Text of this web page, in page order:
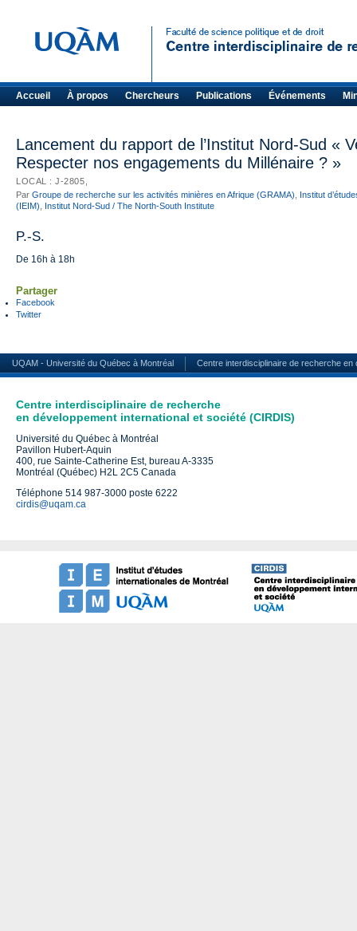
Accueil À propos Chercheurs Publications Événements
Lancement du rapport de l’Institut Nord-Sud «
Respecter nos engagements du Millénaire ? »
LOCAL : J-2805,
Par Groupe de recherche sur les activités minières en Afrique (GRAMA)
Institut
(IEIM)
Institut Nord-Sud / The North-South Institute
P.-S.
De 16h à 18h
Partager
Facebook
Twitter
UQAM - Université du Québec à Montréal Centre interdisciplinaire de recherche
Centre interdisciplinaire de recherche
en développement international et société (CIRDIS)
Université du Québec à Montréal
Pavillon Hubert-Aquin
400, rue Sainte-Catherine Est, bureau A-3335
Montréal (Québec) H2L 2C5 Canada
Téléphone 514 987-3000 poste 6222
cirdis@uqam.ca